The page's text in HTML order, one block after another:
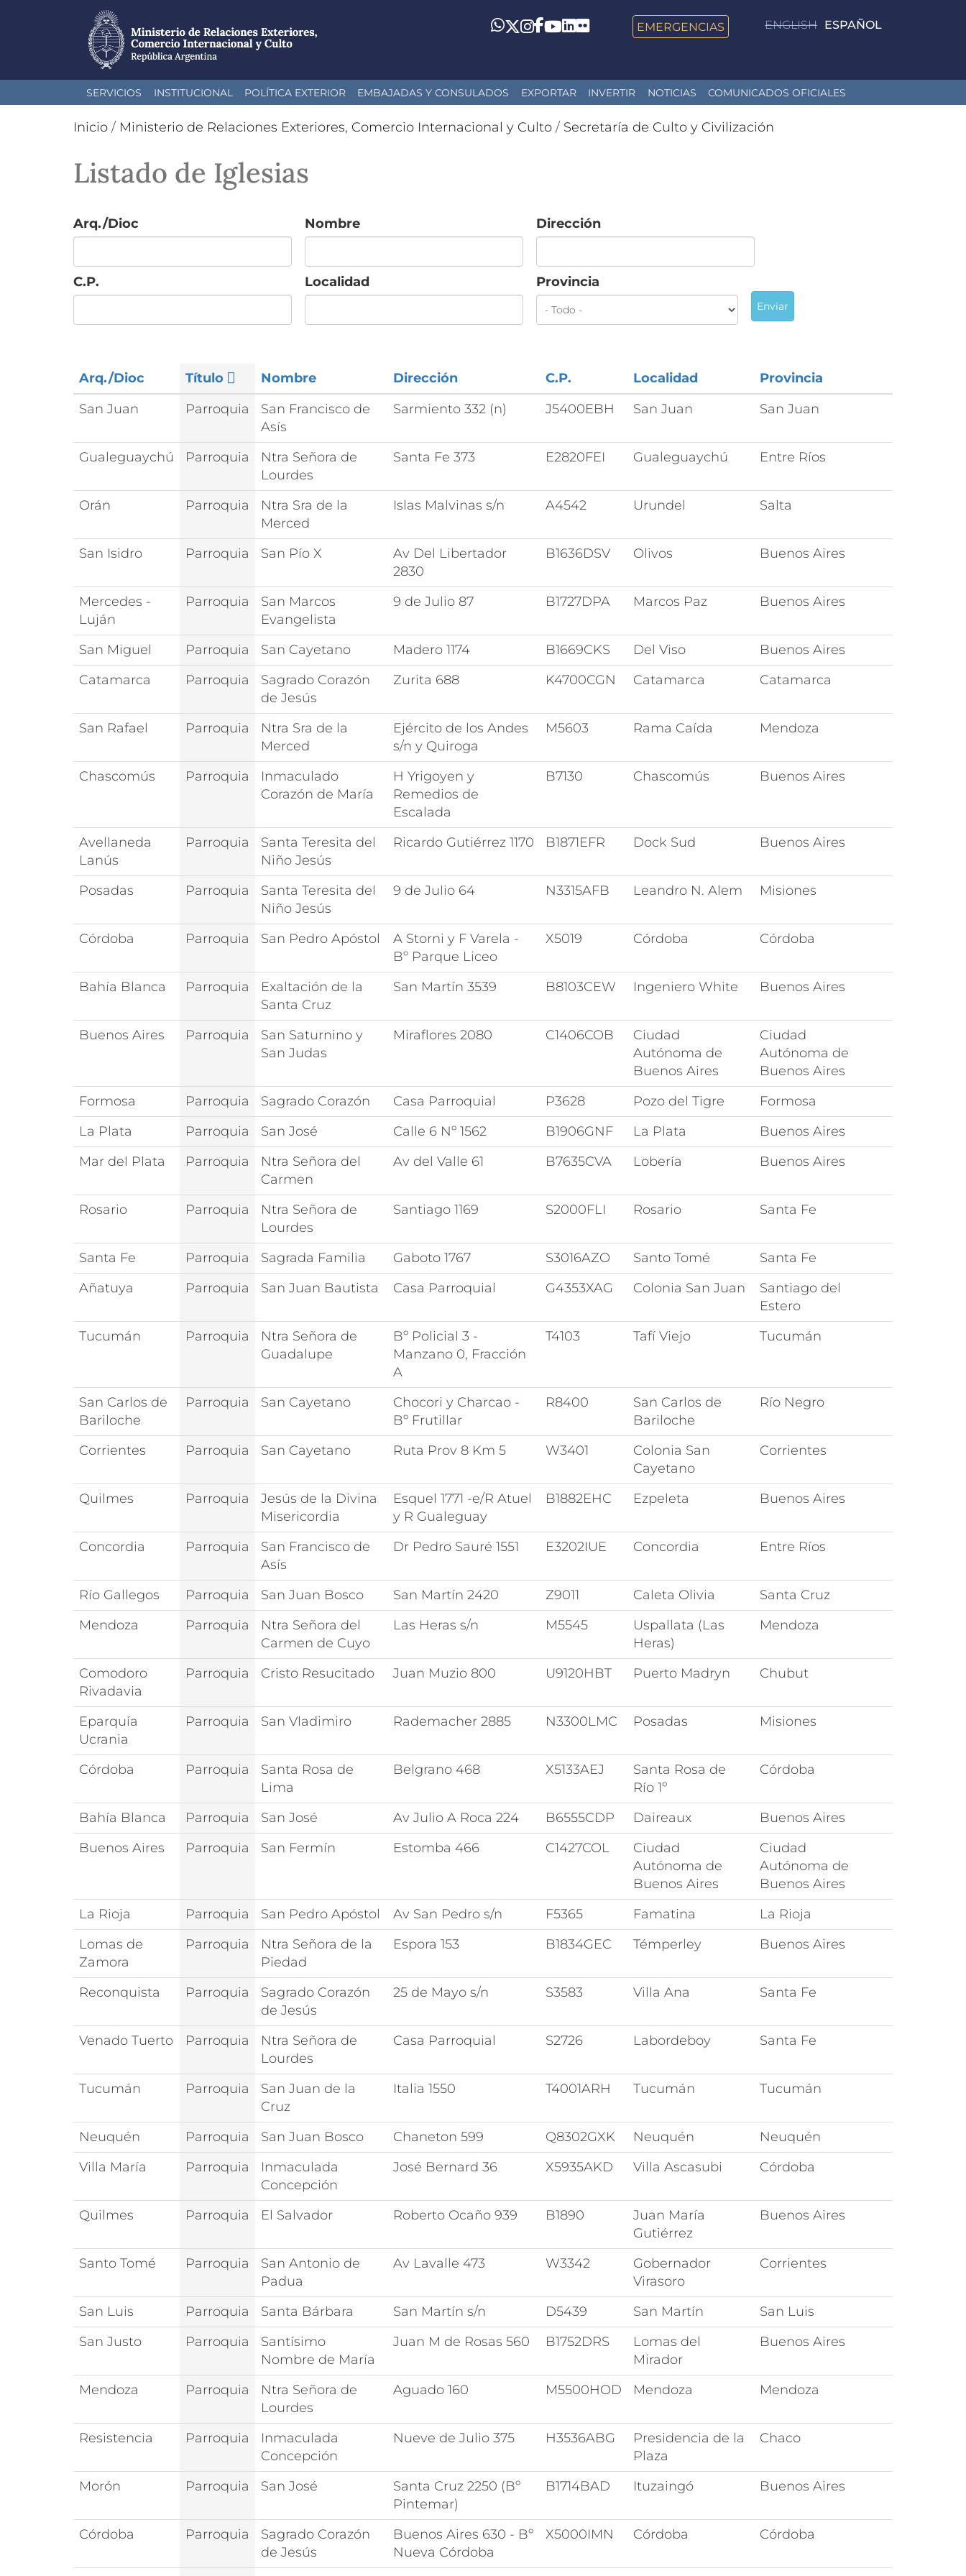
al
ENGLISH ESPAÑOL
Whatsapp
Twitter
Instagram
Facebook
YouTube
LinkedIn
Flickr EMERGENCIAS
SERVICIOS INSTITUCIONAL POLÍTICA EXTERIOR EMBAJADAS Y CONSULADOS EXPORTAR INVERTIR NOTICIAS COMUNICADOS OFICIALES
Inicio / Ministerio de Relaciones Exteriores, Comercio Internacional y Culto / Secretaría de Culto y Civilización
Listado de Iglesias
Arq./Dioc Nombre Dirección
C.P. Localidad Provincia
Enviar
Arq./Dioc Título Nombre Dirección C.P. Localidad
Provincia
San Juan
Parroquia
San Francisco de
Asís
Sarmiento 332 (n) J5400EBH San Juan San Juan
Gualeguaychú Parroquia
Ntra Señora de
Lourdes
Santa Fe 373 E2820FEI Gualeguaychú Entre Ríos
Orán Parroquia
Ntra Sra de la
Merced
Islas Malvinas s/n A4542 Urundel Salta
San Isidro Parroquia San Pío X
Av Del Libertador
2830
B1636DSV Olivos Buenos Aires
Mercedes -
Luján
Parroquia
San Marcos
Evangelista
9 de Julio 87 B1727DPA Marcos Paz Buenos Aires
San Miguel Parroquia San Cayetano Madero 1174 B1669CKS Del Viso
Buenos Aires
Catamarca
Parroquia
Sagrado Corazón
de Jesús
Zurita 688 K4700CGN Catamarca Catamarca
San Rafael Parroquia
Ntra Sra de la
Merced
Ejército de los Andes
s/n y Quiroga
M5603 Rama Caída Mendoza
Chascomús Parroquia
Inmaculado
Corazón de María
H Yrigoyen y
Remedios de
Escalada
B7130 Chascomús Buenos Aires
Avellaneda
Lanús
Parroquia
Santa Teresita del
Niño Jesús
Ricardo Gutiérrez 1170 B1871EFR Dock Sud Buenos Aires
Posadas Parroquia
Santa Teresita del
Niño Jesús
9 de Julio 64 N3315AFB Leandro N. Alem Misiones
Córdoba Parroquia San Pedro Apóstol
A Storni y F Varela -
Bº Parque Liceo
X5019 Córdoba Córdoba
Bahía Blanca Parroquia
Exaltación de la
Santa Cruz
San Martín 3539 B8103CEW Ingeniero White Buenos Aires
Buenos Aires Parroquia
San Saturnino y
San Judas
Miraflores 2080 C1406COB
Ciudad
Autónoma de
Buenos Aires
Ciudad
Autónoma de
Buenos Aires
Formosa
Parroquia Sagrado Corazón Casa Parroquial P3628 Pozo del Tigre
Formosa
La Plata
Parroquia San José Calle 6 Nº 1562 B1906GNF La Plata
Buenos Aires
Mar del Plata
Parroquia
Ntra Señora del
Carmen
Av del Valle 61 B7635CVA Lobería Buenos Aires
Rosario Parroquia
Ntra Señora de
Lourdes
Santiago 1169 S2000FLI Rosario Santa Fe
Santa Fe Parroquia Sagrada Familia Gaboto 1767 S3016AZO Santo Tomé
Santa Fe
Añatuya
Parroquia San Juan Bautista Casa Parroquial G4353XAG Colonia San Juan
Santiago del
Estero
Tucumán
Parroquia
Ntra Señora de
Guadalupe
Bº Policial 3 -
Manzano 0, Fracción
A
T4103 Tafí Viejo Tucumán
San Carlos de
Bariloche
Parroquia San Cayetano
Chocori y Charcao -
Bº Frutillar
R8400
San Carlos de
Bariloche
Río Negro
Corrientes Parroquia San Cayetano Ruta Prov 8 Km 5 W3401
Colonia San
Cayetano
Corrientes
Quilmes Parroquia
Jesús de la Divina
Misericordia
Esquel 1771 -e/R Atuel
y R Gualeguay
B1882EHC Ezpeleta Buenos Aires
Concordia Parroquia
San Francisco de
Asís
Dr Pedro Sauré 1551 E3202IUE Concordia Entre Ríos
Río Gallegos Parroquia San Juan Bosco San Martín 2420 Z9011 Caleta Olivia
Santa Cruz
Mendoza
Parroquia
Ntra Señora del
Carmen de Cuyo
Las Heras s/n M5545
Uspallata (Las
Heras)
Mendoza
Comodoro
Rivadavia
Parroquia Cristo Resucitado Juan Muzio 800 U9120HBT Puerto Madryn Chubut
Eparquía
Ucrania
Parroquia San Vladimiro Rademacher 2885 N3300LMC Posadas Misiones
Córdoba Parroquia
Santa Rosa de
Lima
Belgrano 468 X5133AEJ
Santa Rosa de
Río 1º
Córdoba
Bahía Blanca Parroquia San José Av Julio A Roca 224 B6555CDP Daireaux
Buenos Aires
Buenos Aires
Parroquia San Fermín Estomba 466 C1427COL
Ciudad
Autónoma de
Buenos Aires
Ciudad
Autónoma de
Buenos Aires
La Rioja
Parroquia San Pedro Apóstol Av San Pedro s/n F5365 Famatina
La Rioja
Lomas de
Zamora
Parroquia
Ntra Señora de la
Piedad
Espora 153 B1834GEC Témperley Buenos Aires
Reconquista Parroquia
Sagrado Corazón
de Jesús
25 de Mayo s/n S3583 Villa Ana Santa Fe
Venado Tuerto Parroquia
Ntra Señora de
Lourdes
Casa Parroquial S2726 Labordeboy Santa Fe
Tucumán Parroquia
San Juan de la
Cruz
Italia 1550 T4001ARH Tucumán Tucumán
Neuquén Parroquia San Juan Bosco Chaneton 599 Q8302GXK Neuquén
Neuquén
Villa María
Parroquia
Inmaculada
Concepción
José Bernard 36 X5935AKD Villa Ascasubi Córdoba
Quilmes Parroquia El Salvador Roberto Ocaño 939 B1890
Juan María
Gutiérrez
Buenos Aires
Santo Tomé Parroquia
San Antonio de
Padua
Av Lavalle 473 W3342
Gobernador
Virasoro
Corrientes
San Luis Parroquia Santa Bárbara San Martín s/n D5439 San Martín
San Luis
San Justo
Parroquia
Santísimo
Nombre de María
Juan M de Rosas 560 B1752DRS
Lomas del
Mirador
Buenos Aires
Mendoza Parroquia
Ntra Señora de
Lourdes
Aguado 160 M5500HOD Mendoza Mendoza
Resistencia Parroquia
Inmaculada
Concepción
Nueve de Julio 375 H3536ABG
Presidencia de la
Plaza
Chaco
Morón Parroquia San José
Santa Cruz 2250 (Bº
Pintemar)
B1714BAD Ituzaingó Buenos Aires
Córdoba Parroquia
Sagrado Corazón
de Jesús
Buenos Aires 630 - Bº
Nueva Córdoba
X5000IMN Córdoba Córdoba